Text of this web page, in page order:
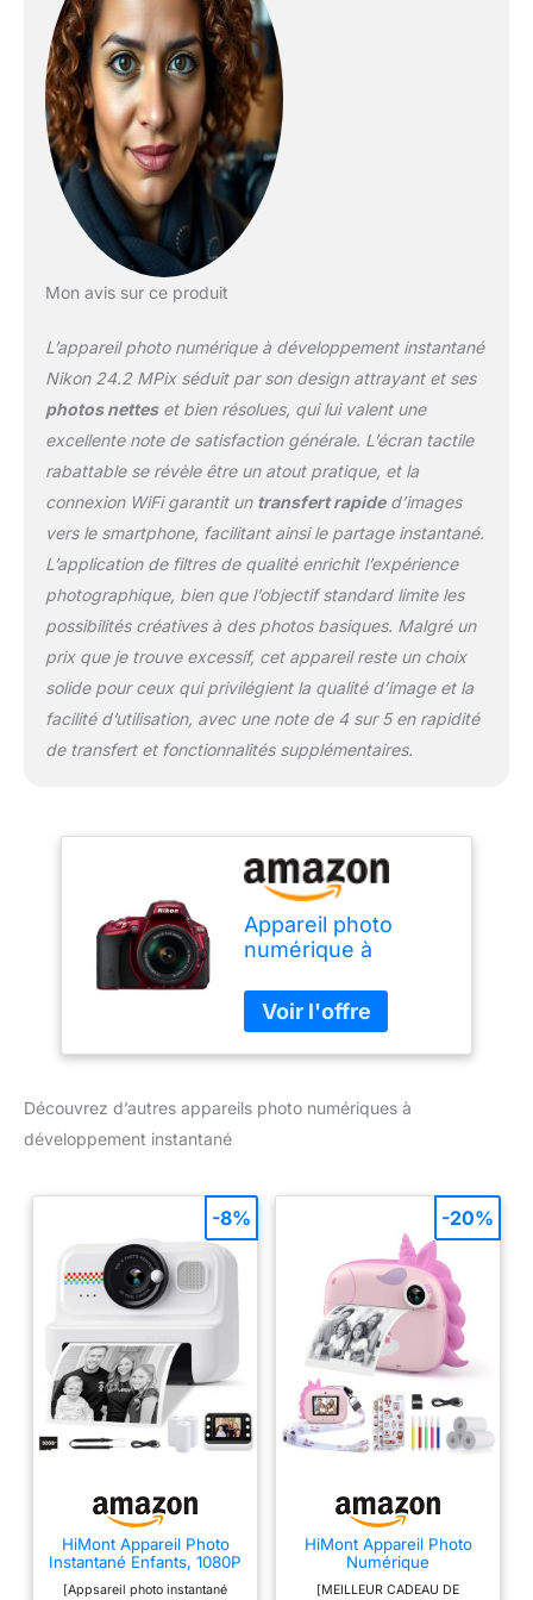
Mon avis sur ce produit
L’appareil photo numérique à développement instantané
Nikon 24.2 MPix séduit par son design attrayant et ses
photos netteset bien résolues, qui lui valent une
excellente note de satisfaction générale. L’écran tactile
rabattable se révèle être un atout pratique, et la
connexion WiFi garantit un transfert rapided’images
vers le smartphone, facilitant ainsi le partage instantané.
L’application de filtres de qualité enrichit l’expérience
photographique, bien que l’objectif standard limite les
possibilités créatives à des photos basiques. Malgré un
prix que je trouve excessif, cet appareil reste un choix
solide pour ceux qui privilégient la qualité d’image et la
facilité d’utilisation, avec une note de 4 sur 5 en rapidité
de transfert et fonctionnalités supplémentaires.
Appareil photo
numérique à
instantané Nikon
24.2 MPix
Découvrez d’autres appareils photo numériques à
développement instantané
HiMont Appareil Photo
Instantané Enfants, 1080P
[Appsareil photo instantané
-8%
HiMont Appareil Photo
Numérique
Instantané,avec Papier
[MEILLEUR CADEAU DE
-20%